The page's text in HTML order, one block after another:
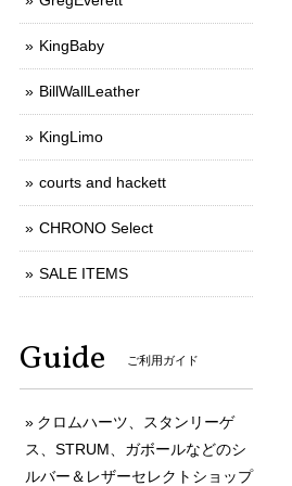
KingBaby
BillWallLeather
KingLimo
courts and hackett
CHRONO Select
SALE ITEMS
Guide ご利用ガイド
クロムハーツ、スタンリーゲ
ス、STRUM、ガボールなどのシ
ルバー＆レザーセレクトショップ